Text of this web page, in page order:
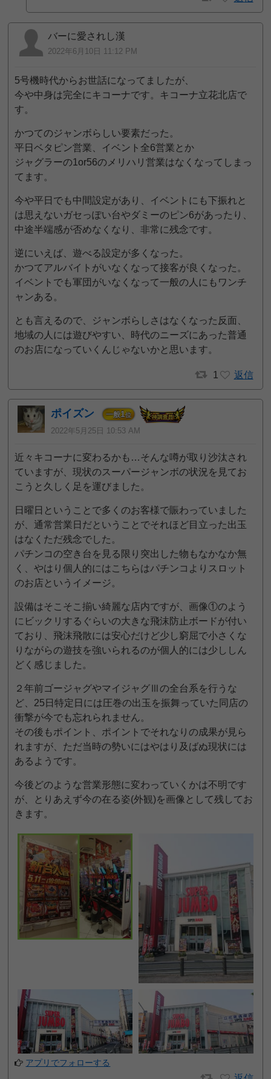
バーに愛されし漢
2022年6月10日 11:12 PM
5号機時代からお世話になってましたが、
今や中身は完全にキコーナです。キコーナ立花北店で
す。
かつてのジャンボらしい要素だった。
平日ベタピン営業、イベント全6営業とか
ジャグラーの1or56のメリハリ営業はなくなってしまっ
てます。
今や平日でも中間設定があり、イベントにも下振れと
は思えないガセっぽい台やダミーのピン6があったり、
中途半端感が否めなくなり、非常に残念です。
逆にいえば、遊べる設定が多くなった。
かつてアルバイトがいなくなって接客が良くなった。
イベントでも軍団がいなくなって一般の人にもワンチ
ャンある。
とも言えるので、ジャンボらしさはなくなった反面、
地域の人には遊びやすい、時代のニーズにあった普通
のお店になっていくんじゃないかと思います。
1 返信
ポイズン 一般1位
2022年5月25日 10:53 AM
近々キコーナに変わるかも…そんな噂が取り沙汰され
ていますが、現状のスーパージャンボの状況を見てお
こうと久しく足を運びました。
日曜日ということで多くのお客様で賑わっていました
が、通常営業日だということでそれほど目立った出玉
はなくただ残念でした。
パチンコの空き台を見る限り突出した物もなかなか無
く、やはり個人的にはこちらはパチンコよりスロット
のお店というイメージ。
設備はそこそこ揃い綺麗な店内ですが、画像①のよう
にビックリするぐらいの大きな飛沫防止ボードが付い
ており、飛沫飛散には安心だけど少し窮屈で小さくな
りながらの遊技を強いられるのが個人的には少ししん
どく感じました。
２年前ゴージャグやマイジャグⅢの全台系を行うな
ど、25日特定日には圧巻の出玉を振舞っていた同店の
衝撃が今でも忘れられません。
その後もポイント、ポイントでそれなりの成果が見ら
れますが、ただ当時の勢いにはやはり及ばぬ現状には
あるようです。
今後どのような営業形態に変わっていくかは不明です
が、とりあえず今の在る姿(外観)を画像として残してお
きます。
アプリでフォローする